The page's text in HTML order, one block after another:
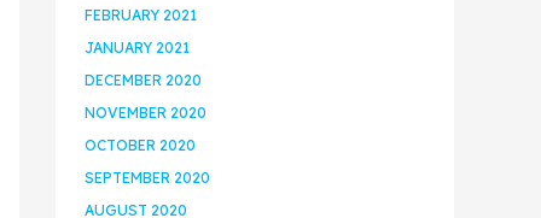
FEBRUARY 2021
JANUARY 2021
DECEMBER 2020
NOVEMBER 2020
OCTOBER 2020
SEPTEMBER 2020
AUGUST 2020